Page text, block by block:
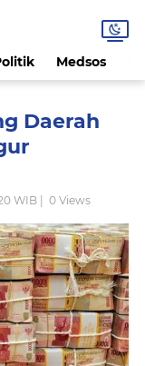
Medsos
Daerah
WIB | 0Views